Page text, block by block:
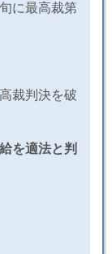
に最高裁第
裁判決を破
を適法と判